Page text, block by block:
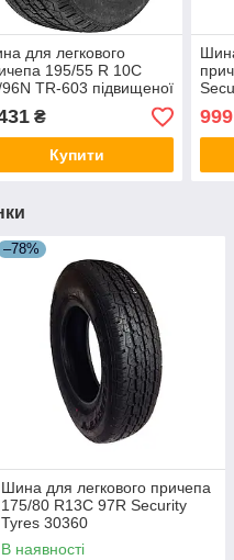
для легкового
195/55 R 10C
TR-603 підвищеної
Security Tyres
₴
Купити
999
–78%
Шина для легкового причепа
175/80 R13C 97R Security
Tyres 30360
В наявності